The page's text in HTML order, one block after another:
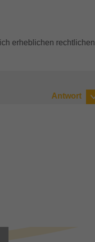
erheblichen rechtlichen
Antwort